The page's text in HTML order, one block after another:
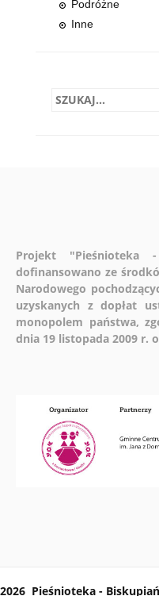
Podróżne
Inne
Projekt "Pieśnioteka
dofinansowano ze
Narodowego
uzyskanych z dopłat
monopolem państwa,
dnia 19 listopada 2009 r.
2026 Pieśnioteka -